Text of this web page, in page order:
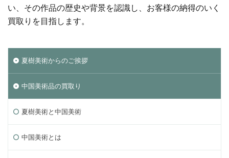
い、その作品の歴史や背景を認識し、お客様の納得のいく
買取りを目指します。
夏樹美術からのご挨拶
中国美術品の買取り
夏樹美術と中国美術
中国美術とは